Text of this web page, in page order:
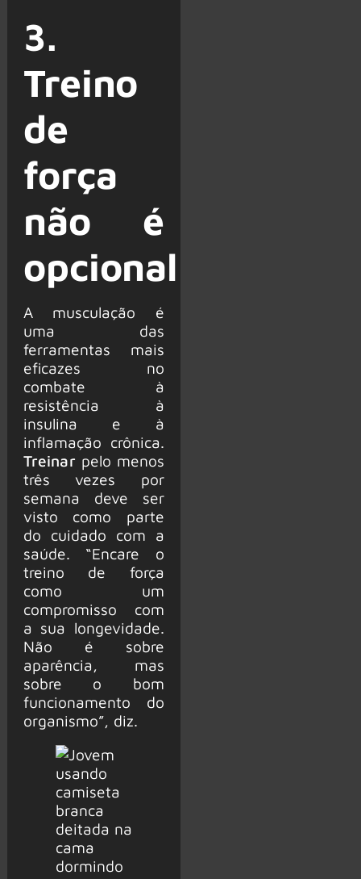
3.
Treino
de
força
não é
opcional
A musculação é
uma das
ferramentas mais
eficazes no
combate à
resistência à
insulina e à
inflamação crônica.
Treinar pelo menos
três vezes por
semana deve ser
visto como parte
do cuidado com a
saúde. “Encare o
treino de força
como um
compromisso com
a sua longevidade.
Não é sobre
aparência, mas
sobre o bom
funcionamento do
organismo”, diz.